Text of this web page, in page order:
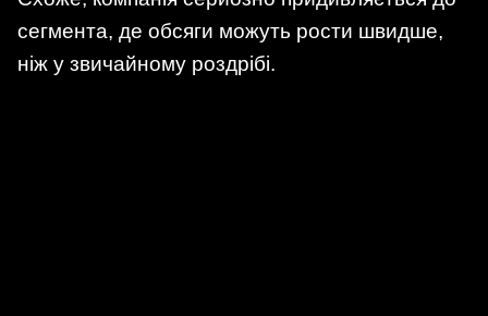
сегмента, де обсяги можуть рости швидше,
ніж у звичайному роздрібі.